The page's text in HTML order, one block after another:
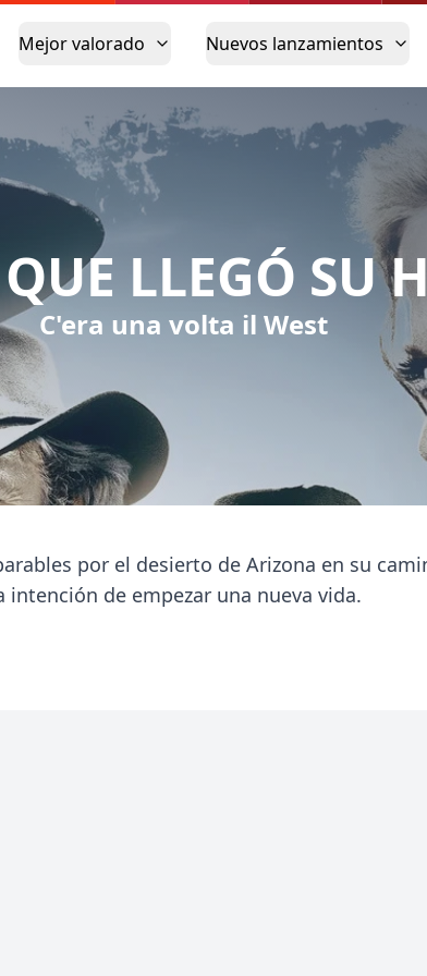
Mejor valorado Nuevos lanzamientos
LLEGÓ SU
C'era una volta il West
por el desierto de Arizona en su
de empezar una nueva vida.